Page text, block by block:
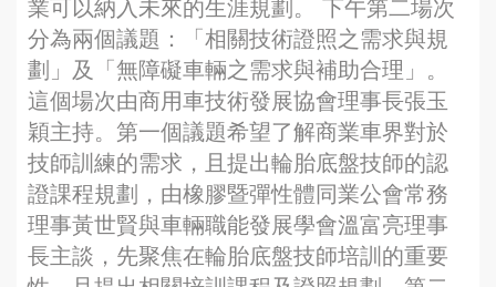
業可以納入未來的生涯規劃。 下午第二場次
分為兩個議題：「相關技術證照之需求與規
劃」及「無障礙車輛之需求與補助合理」。
這個場次由商用車技術發展協會理事長張玉
穎主持。第一個議題希望了解商業車界對於
技師訓練的需求，且提出輪胎底盤技師的認
證課程規劃，由橡膠暨彈性體同業公會常務
理事黃世賢與車輛職能發展學會溫富亮理事
長主談，先聚焦在輪胎底盤技師培訓的重要